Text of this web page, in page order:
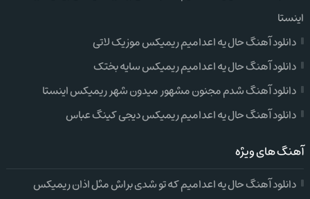
اینستا
دانلود آهنگ حال یه اعدامیم ریمیکس موزیک لاتی
دانلود آهنگ حال یه اعدامیم ریمیکس سایه بختک
دانلود آهنگ شدم مجنون مشهور میدون شهر ریمیکس اینستا
دانلود آهنگ حال یه اعدامیم ریمیکس دیجی کینگ عباس
آهنگ های ویژه
دانلود آهنگ حال یه اعدامیم که تو شدی براش مثل اذان ریمیکس